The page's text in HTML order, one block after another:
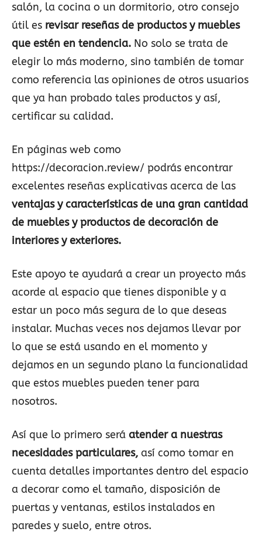
salón, la cocina o un dormitorio, otro consejo
útil es revisar reseñas de productos y muebles
que estén en tendencia. No solo se trata de
elegir lo más moderno, sino también de tomar
como referencia las opiniones de otros usuarios
que ya han probado tales productos y así,
certificar su calidad.
En páginas web como
https://decoracion.review/ podrás encontrar
excelentes reseñas explicativas acerca de las
ventajas y características de una gran cantidad
de muebles y productos de decoración de
interiores y exteriores.
Este apoyo te ayudará a crear un proyecto más
acorde al espacio que tienes disponible y a
estar un poco más segura de lo que deseas
instalar. Muchas veces nos dejamos llevar por
lo que se está usando en el momento y
dejamos en un segundo plano la funcionalidad
que estos muebles pueden tener para
nosotros.
Así que lo primero será atender a nuestras
necesidades particulares, así como tomar en
cuenta detalles importantes dentro del espacio
a decorar como el tamaño, disposición de
puertas y ventanas, estilos instalados en
paredes y suelo, entre otros.